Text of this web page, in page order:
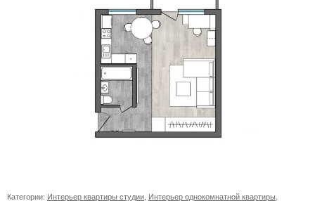
Категории: Интерьер квартиры студии Интерьер однокомнатной квартиры